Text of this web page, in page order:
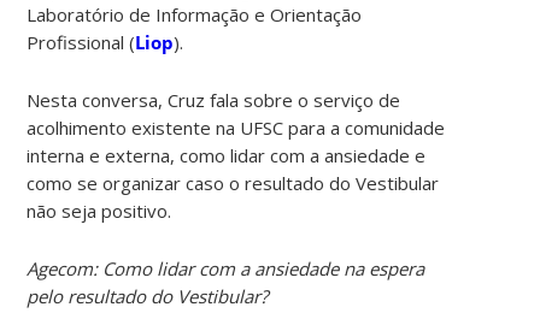
Laboratório de Informação e Orientação
Profissional (Liop).
Nesta conversa, Cruz fala sobre o serviço de
acolhimento existente na UFSC para a comunidade
interna e externa, como lidar com a ansiedade e
como se organizar caso o resultado do Vestibular
não seja positivo.
Agecom: Como lidar com a ansiedade na espera
pelo resultado do Vestibular?